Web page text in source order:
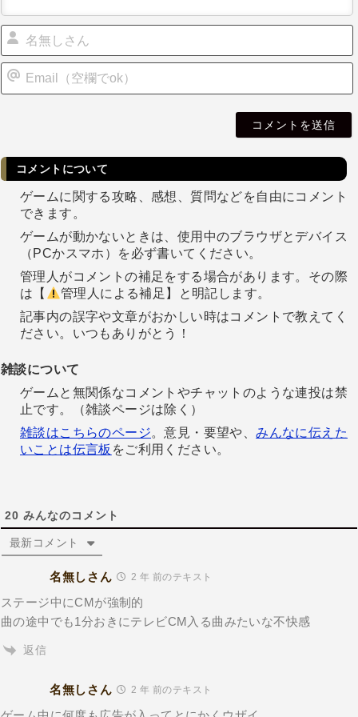
コメントについて
ゲームに関する攻略、感想、質問などを自由にコメント
できます。
ゲームが動かないときは、使用中のブラウザとデバイス
（PCかスマホ）を必ず書いてください。
管理人がコメントの補足をする場合があります。その際
は【
管理人による補足】と明記します。
記事内の誤字や文章がおかしい時はコメントで教えてく
ださい。いつもありがとう！
雑談について
ゲームと無関係なコメントやチャットのような連投は禁
止です。（雑談ページは除く）
雑談はこちらのページ。意見・要望や、みんなに伝えた
いことは伝言板 をご利用ください。
20 みんなのコメント
最新コメント
名無しさん 2 年 前のテキスト
ステージ中にCMが強制的
曲の途中でも1分おきにテレビCM入る曲みたいな不快感
返信
名無しさん 2 年 前のテキスト